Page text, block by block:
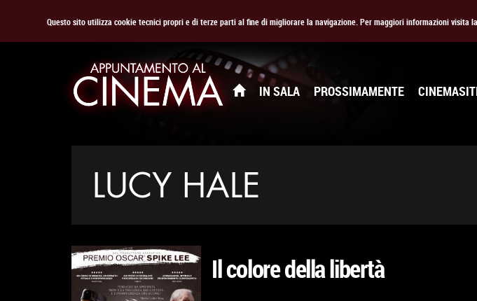
Questo sito utilizza cookie tecnici propri e di terze parti al fine di migliorare la navigazione. Per maggiori informazioni visita
IN SALA PROSSIMAMENTE
LUCY HALE
Il colore della libertà